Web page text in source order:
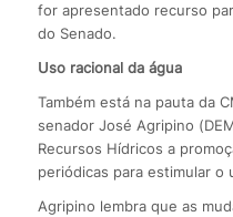
for apresentado recurso
do Senado.
Uso racional da água
Também está na pauta da
senador José Agripino
Recursos Hídricos a
periódicas para estimular o
Agripino lembra que as